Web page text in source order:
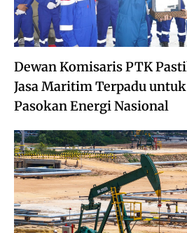
Dewan Komisaris PTK
Jasa Maritim Terpadu
Pasokan Energi Nasional